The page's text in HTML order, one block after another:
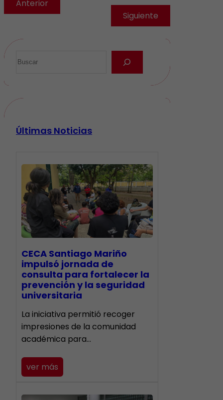
Anterior
Siguiente
Últimas Noticias
CECA Santiago Mariño
impulsó jornada de
consulta para fortalecer la
prevención y la seguridad
universitaria
La iniciativa permitió recoger
impresiones de la comunidad
académica para…
ver más